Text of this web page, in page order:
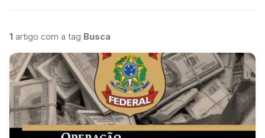
1 artigo com a tag Busca